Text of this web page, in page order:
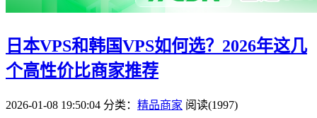
日本VPS和韩国VPS如何选？2026年这几
个高性价比商家推荐
2026-01-08 19:50:04 分类： 精品商家 阅读(1997)